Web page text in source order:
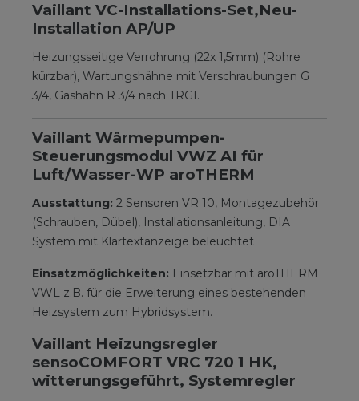
Vaillant VC-Installations-Set,Neu-
Installation AP/UP
Heizungsseitige Verrohrung (22x 1,5mm) (Rohre
kürzbar), Wartungshähne mit Verschraubungen G
3/4, Gashahn R 3/4 nach TRGI.
Vaillant Wärmepumpen-
Steuerungsmodul VWZ AI für
Luft/Wasser-WP aroTHERM
Ausstattung: 2 Sensoren VR 10, Montagezubehör
(Schrauben, Dübel), Installationsanleitung, DIA
System mit Klartextanzeige beleuchtet
Einsatzmöglichkeiten: Einsetzbar mit aroTHERM
VWL z.B. für die Erweiterung eines bestehenden
Heizsystem zum Hybridsystem.
Vaillant Heizungsregler
sensoCOMFORT VRC 720 1 HK,
witterungsgeführt, Systemregler